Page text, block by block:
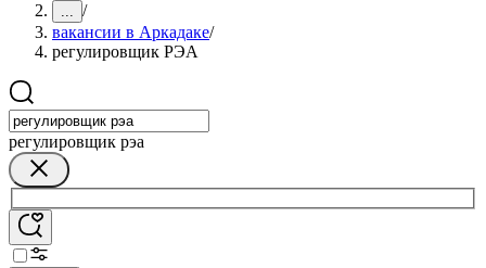
... /
вакансии в Аркадаке/
регулировщик РЭА
регулировщик рэа